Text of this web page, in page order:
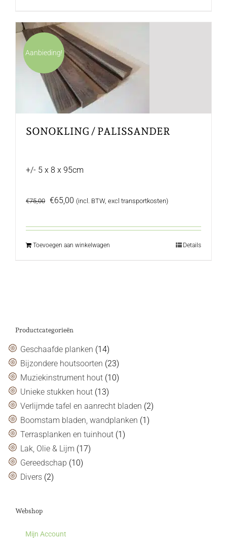
Aanbieding!
SONOKLING / PALISSANDER
+/- 5 x 8 x 95cm
€75,00 Oorspronkelijke
€65,00 Huidige
(incl. BTW, excl transportkosten)
Toevoegen aan winkelwagen Details
Productcategorieën
Geschaafde planken (14)
Bijzondere houtsoorten (23)
Muziekinstrument hout (10)
Unieke stukken hout (13)
Verlijmde tafel en aanrecht bladen (2)
Boomstam bladen, wandplanken (1)
Terrasplanken en tuinhout (1)
Lak, Olie & Lijm (17)
Gereedschap (10)
Divers (2)
Webshop
Mijn Account